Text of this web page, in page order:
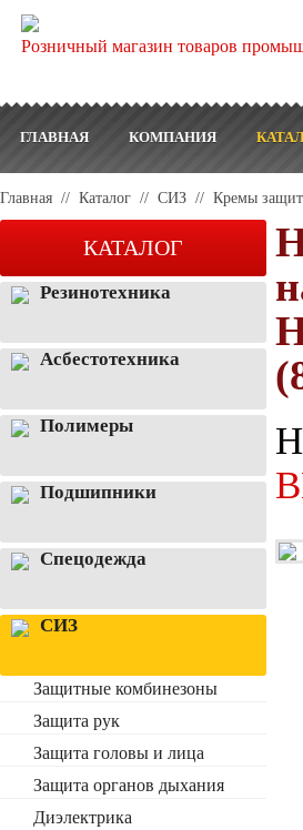
Розничный магазин товаров
ГЛАВНАЯ КОМПАНИЯ
Главная // Каталог // СИЗ // Кремы
КАТАЛОГ
Резинотехника
Асбестотехника
Полимеры
Подшипники
Спецодежда
СИЗ
Защитные комбинезоны
Защита рук
Защита головы и лица
Защита органов дыхания
Диэлектрика